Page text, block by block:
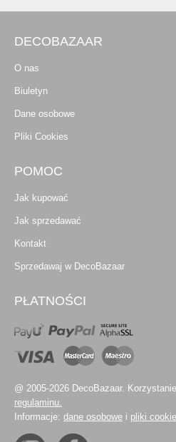
DECOBAZAAR
O nas
Biuletyn
Dane osobowe
Pliki Cookies
POMOC
Jak kupować
Jak sprzedawać
Kontakt
Sprzedawaj w DecoBazaar
PŁATNOŚCI
@ 2005-2026 DecoBazaar.
regulaminu.
Informacje: dane osobowe i pliki